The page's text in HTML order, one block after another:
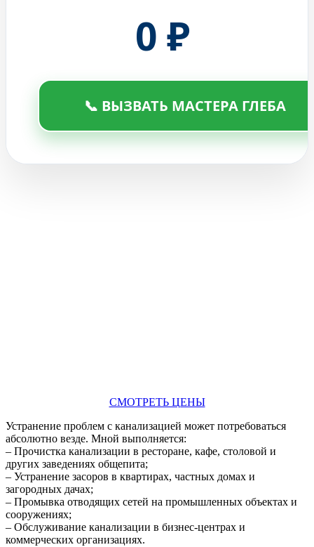
0 ₽
📞 ВЫЗВАТЬ МАСТЕРА ГЛЕБА
СМОТРЕТЬ ЦЕНЫ
Устранение проблем с канализацией может потребоваться
абсолютно везде. Мной выполняется:
– Прочистка канализации в ресторане, кафе, столовой и
других заведениях общепита;
– Устранение засоров в квартирах, частных домах и
загородных дачах;
– Промывка отводящих сетей на промышленных объектах и
сооружениях;
– Обслуживание канализации в бизнес-центрах и
коммерческих организациях.